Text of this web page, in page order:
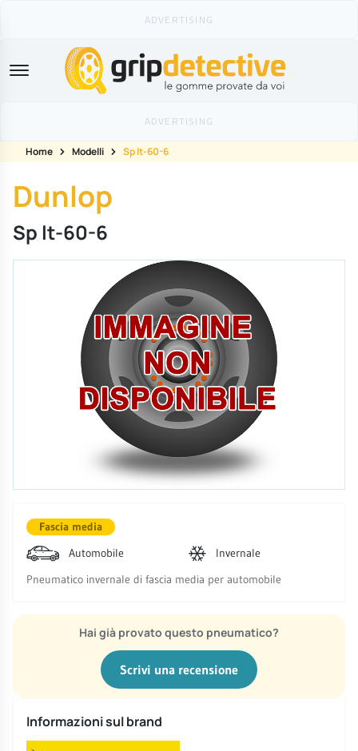
GripDetective
Home Modelli Sp lt-60-6
Dunlop
Sp lt-60-6
Fascia media
Automobile
Invernale
Pneumatico invernale di fascia media per automobile
Hai già provato questo pneumatico?
Scrivi una recensione
Informazioni sul brand